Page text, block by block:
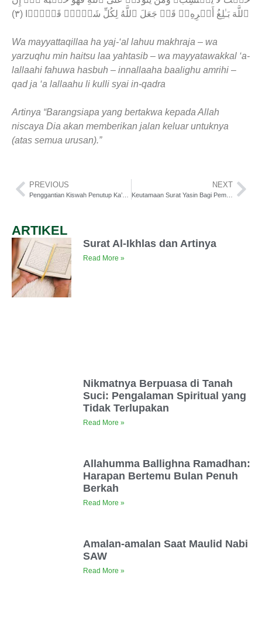
ٱللَّهَ بَـٰلِغُ أَمۡرِهِۦ‌ۚ قَدۡ جَعَلَ ٱللَّهُ لِكُلِّ شَىۡءٍ۬ قَدۡرً۬ا (٣)
Wa mayyattaqillaa ha yaj-‘al lahuu makhraja – wa
yarzuqhu min haitsu laa yahtasib – wa mayyatawakkal ‘a-
lallaahi fahuwa hasbuh – innallaaha baalighu amrihi –
qad ja ‘a lallaahu li kulli syai in-qadra
Artinya “Barangsiapa yang bertakwa kepada Allah
niscaya Dia akan memberikan jalan keluar untuknya
(atas semua urusan).”
PREVIOUS NEXT
Keutamaan Surat Yasin Bagi Pembacanya
ARTIKEL
Surat Al-Ikhlas dan Artinya
Read More »
Nikmatnya Berpuasa di Tanah
Suci: Pengalaman Spiritual yang
Tidak Terlupakan
Read More »
Allahumma Ballighna Ramadhan:
Harapan Bertemu Bulan Penuh
Berkah
Read More »
Amalan-amalan Saat Maulid Nabi
SAW
Read More »